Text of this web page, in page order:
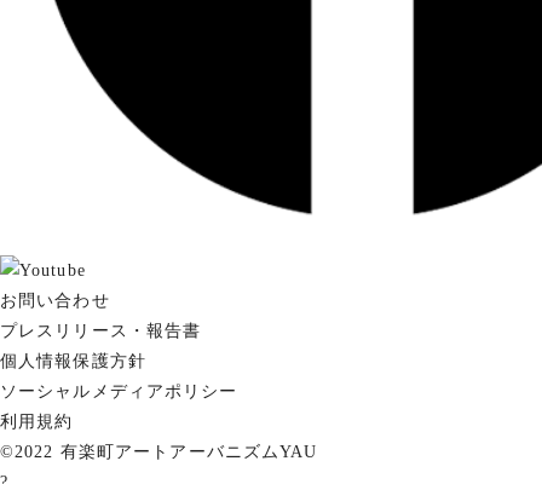
お問い合わせ
プレスリリース・報告書
個人情報保護方針
ソーシャルメディアポリシー
利用規約
©2022 有楽町アートアーバニズムYAU